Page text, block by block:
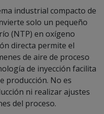
industrial compacto de
solo un pequeño
(NTP) en oxígeno
directa permite el
de aire de proceso
de inyección facilita
producción. No es
ni realizar ajustes
del proceso.